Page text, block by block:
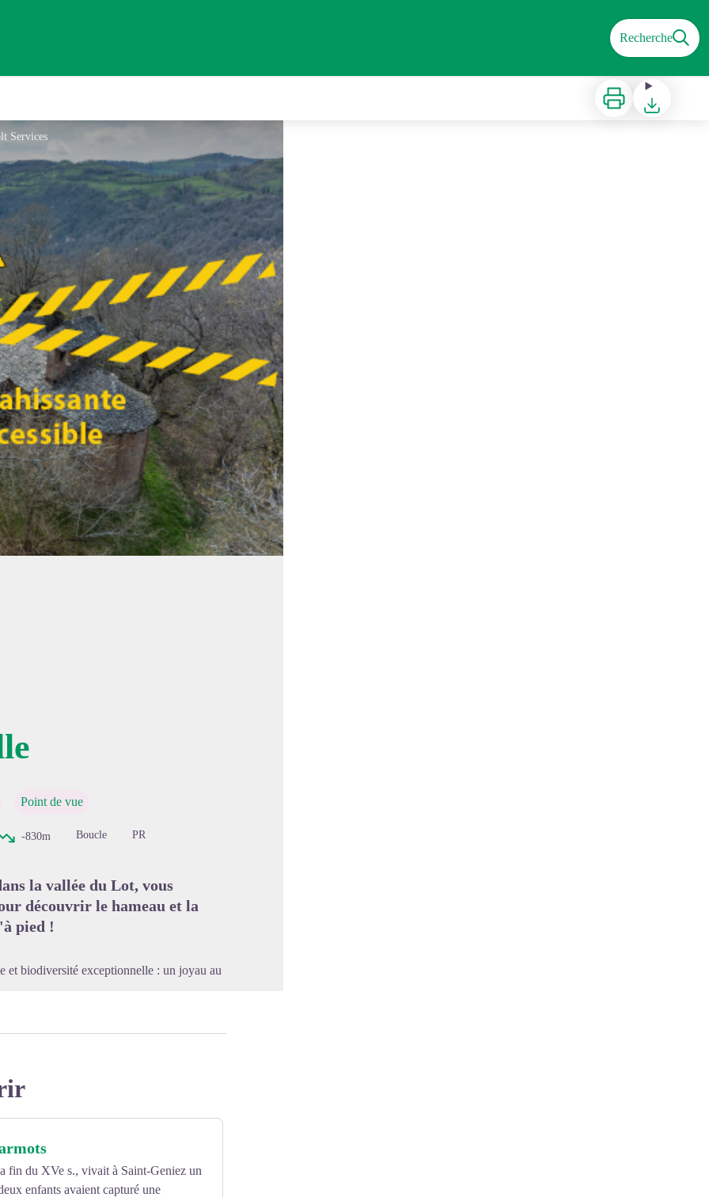
Recherche
Imprimer Télécharger
Services
Point de vue
-830m Boucle PR
la vallée du Lot, vous
découvrir le hameau et la
pied !
et biodiversité exceptionnelle : un joyau au
fin du XVe s., vivait à Saint-Geniez un
enfants avaient capturé une